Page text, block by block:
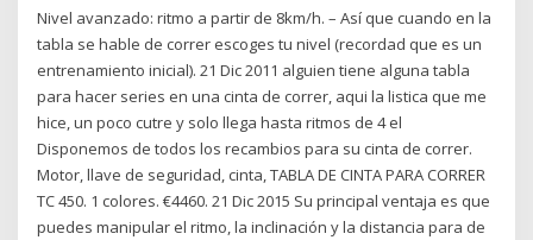
Nivel avanzado: ritmo a partir de 8km/h. – Así que cuando en la
tabla se hable de correr escoges tu nivel (recordad que es un
entrenamiento inicial). 21 Dic 2011 alguien tiene alguna tabla
para hacer series en una cinta de correr, aqui la listica que me
hice, un poco cutre y solo llega hasta ritmos de 4 el
Disponemos de todos los recambios para su cinta de correr.
Motor, llave de seguridad, cinta, TABLA DE CINTA PARA CORRER
TC 450. 1 colores. €4460. 21 Dic 2015 Su principal ventaja es que
puedes manipular el ritmo, la inclinación y la distancia para de